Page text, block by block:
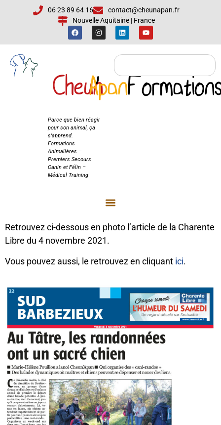
06 23 89 64 16
contact@cheunapan.fr
Nouvelle Aquitaine | France
Cheun
'
Apan
Parce que bien réagir
pour son animal, ça
s’apprend.
Formations
Animalières –
Premiers Secours
Canin et Félin –
Médical Training
Retrouvez ci-dessous en photo l’article de la Charente
Libre du 4 novembre 2021.
Vous pouvez aussi, le retrouvez en cliquant ici.